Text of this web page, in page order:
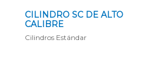
CILINDRO SC DE ALTO
CALIBRE
Cilindros Estándar